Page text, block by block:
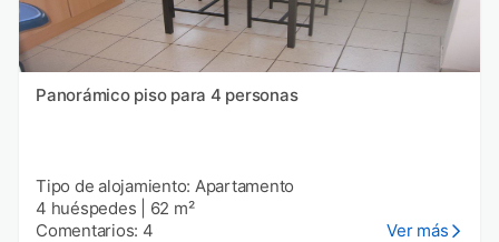
Panorámico piso para 4 personas
Tipo de alojamiento: Apartamento
4 huéspedes
62 m²
Comentarios: 4
Ver más